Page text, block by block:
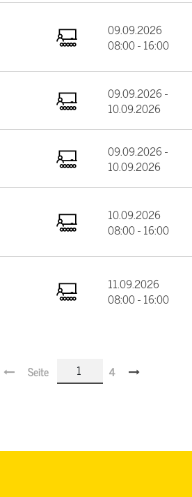
09.09.2026
08:00 - 16:00
09.09.2026 -
10.09.2026
09.09.2026 -
10.09.2026
10.09.2026
08:00 - 16:00
11.09.2026
08:00 - 16:00
Seite 4